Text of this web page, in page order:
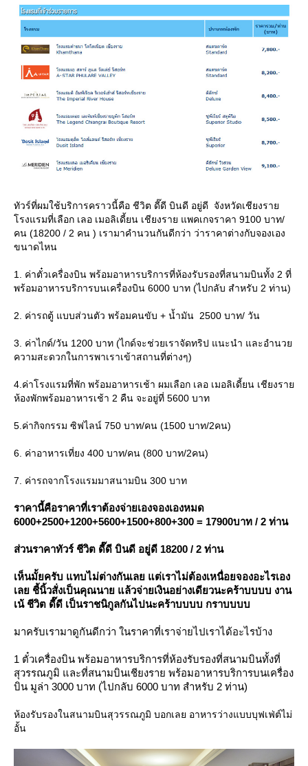
ทัวร์ที่ผมใช้บริการคราวนี้คือ ชีวิต ดี๊ดี บินดี อยู่ดี จังหวัดเชียงรา
รงแรมที่เลือก เลอ เมอลิเดี้ยน เชียงราย แพคเกจราคา 9100 บาท/
คน (18200 / 2 คน ) เรามาคำนวนกันดีกว่า ว่าราคาต่างกับจองเอง
ขนาดไหน
1. ค่าตั๋วเครื่องบิน พร้อมอาหารบริการที่ห้องรับรองที่สนามบินทั้ง 2 ที่
พร้อมอาหารบริการบนเครื่องบิน 6000 บาท (ไปกลับ สำหรับ 2 ท่าน)
2. ค่ารถตู้ แบบส่วนตัว พร้อมคนขับ + น้ำมัน 2500 บาท/ วัน
3. ค่าไกด์/วัน 1200 บาท (ไกด์จะช่วยเราจัดทริป แนะนำ และอำนว
ความสะดวกในการพาเราเข้าสถานที่ต่างๆ)
4.ค่าโรงแรมที่พัก พร้อมอาหารเช้า ผมเลือก เลอ เมอลิเดี้ยน เชียงรา
ห้องพักพร้อมอาหารเช้า 2 คืน จะอยู่ที่ 5600 บาท
5.ค่ากิจกรรม ซิฟไลน์ 750 บาท/คน (1500 บาท/2คน)
6. ค่าอาหารเที่ยง 400 บาท/คน (800 บาท/2คน)
7. ค่ารถจากโรงแรมมาสนามบิน 300 บาท
ราคานี้คือราคาที่เราต้องจ่ายเองจองเองหมด
6000+2500+1200+5600+1500+800+300 = 17900บาท / 2 ท่าน
ส่วนราคาทัวร์ ชีวิต ดี๊ดี บินดี อยู่ดี 18200 / 2 ท่าน
เห็นมั้ยครับ ทบไม่ต่างกันเลย แต่เราไม่ต้องเหนื่อยจองอะไรเอง
เลย ชี้นิ้วสั่งเป็นคุณนาย แล้วจ่ายเงินอย่างเดียวนะคร้าบบบบ งาน
เน้ ชีวิต ดี๊ดี เป็นราชนิกูลกันไปนะคร้าบบบบ กราบบบบ
มาครับเรามาดูกันดีกว่า ในราคาที่เราจ่ายไปเราได้อะไรบ้าง
1 ตั๋วเครื่องบิน พร้อมอาหารบริการที่ห้องรับรองที่สนามบินทั้งที่
สุวรรณภูมิ และที่สนามบินเชียงราย พร้อมอาหารบริการบนเครื่อง
บิน มูล่า 3000 บาท (ไปกลับ 6000 บาท สำหรับ 2 ท่าน)
ห้องรับรองในสนามบินสุวรรณภูมิ บอกเลย อาหารว่างแบบบุฟเฟ่ต์ไม่
อั้น